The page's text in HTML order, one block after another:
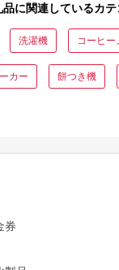
に関連しているカテ
洗濯機 コーヒー
カー 餅つき機
券